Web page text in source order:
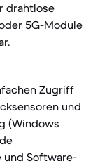
drahtlose
5G-Module
Zugriff
und
(Windows
und Software-